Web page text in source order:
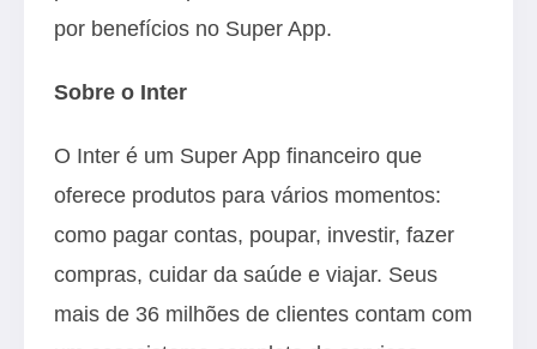
por benefícios no Super App.
Sobre o Inter
O Inter é um Super App financeiro que
oferece produtos para vários momentos:
como pagar contas, poupar, investir, fazer
compras, cuidar da saúde e viajar. Seus
mais de 36 milhões de clientes contam com